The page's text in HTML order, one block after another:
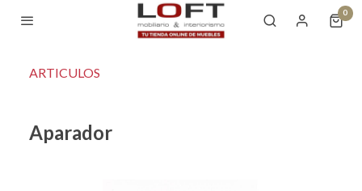
0
ARTICULOS
Aparador